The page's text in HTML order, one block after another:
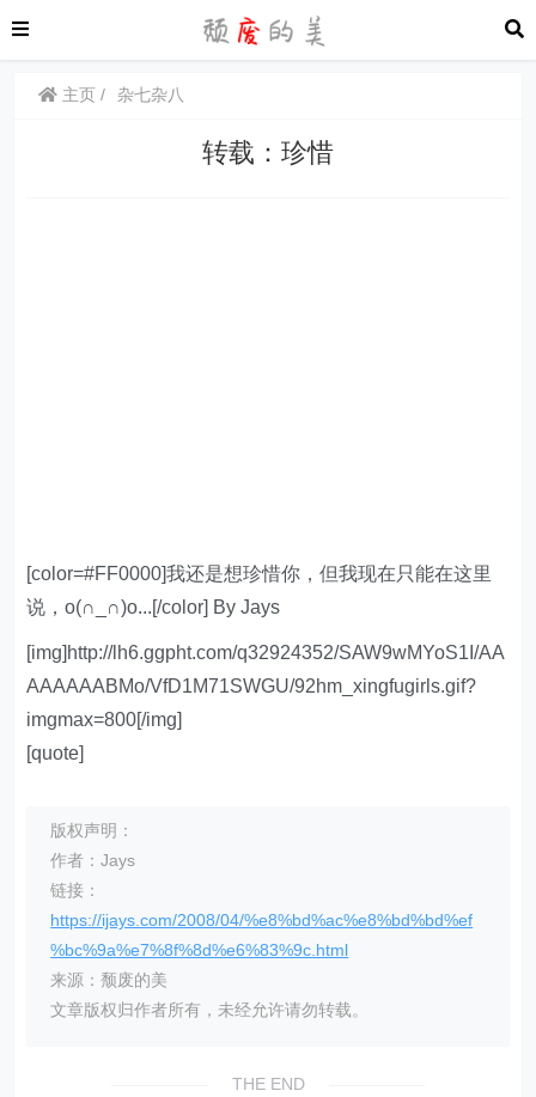
主页 杂七杂八
转载：珍惜
[color=#FF0000]我还是想珍惜你，但我现在只能在这里
说，o(∩_∩)o...[/color] By Jays
[img]http://lh6.ggpht.com/q32924352/SAW9wMYoS1I/AA
AAAAAABMo/VfD1M71SWGU/92hm_xingfugirls.gif?
imgmax=800[/img]
[quote]
版权声明：
作者：Jays
链接：
https://ijays.com/2008/04/%e8%bd%ac%e8%bd%bd%ef
%bc%9a%e7%8f%8d%e6%83%9c.html
来源：颓废的美
文章版权归作者所有，未经允许请勿转载。
THE END